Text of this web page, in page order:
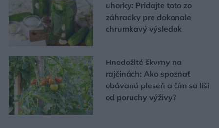
uhorky: Pridajte toto zo
záhradky pre dokonale
chrumkavý výsledok
Hnedožlté škvrny na
rajčinách: Ako spoznať
obávanú pleseň a čím sa líši
od poruchy výživy?